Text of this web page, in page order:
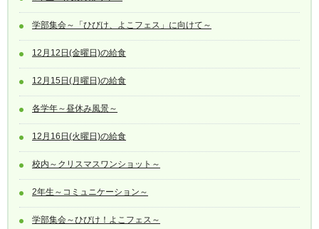
学部集会～「ひびけ、よこフェス」に向けて～
12月12日(金曜日)の給食
12月15日(月曜日)の給食
各学年～昼休み風景～
12月16日(火曜日)の給食
校内～クリスマスワンショット～
2年生～コミュニケーション～
学部集会～ひびけ！よこフェス～